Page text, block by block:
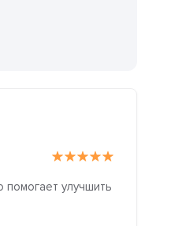
улучшить